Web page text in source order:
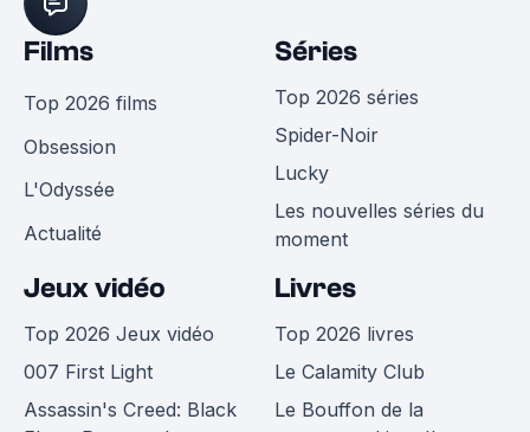
Films
Top 2026 films
Obsession
L'Odyssée
Actualité
Séries
Top 2026 séries
Spider-Noir
Lucky
Les nouvelles séries du
moment
Jeux vidéo
Top 2026 Jeux vidéo
007 First Light
Assassin's Creed: Black
Livres
Top 2026 livres
Le Calamity Club
Le Bouffon de la